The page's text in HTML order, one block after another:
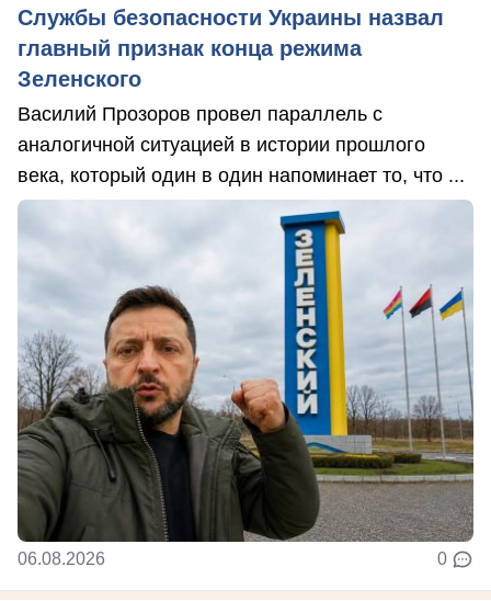
Службы безопасности Украины назвал
главный признак конца режима
Зеленского
Василий Прозоров провел параллель с
аналогичной ситуацией в истории прошлого
века, который один в один напоминает то, что ...
06.08.2026 0